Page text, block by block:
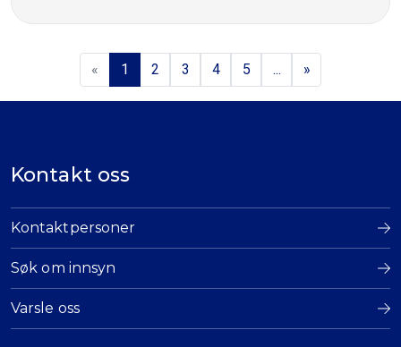
« 1 2 3 4 5 ... »
Kontakt oss
Kontaktpersoner
Søk om innsyn
Varsle oss